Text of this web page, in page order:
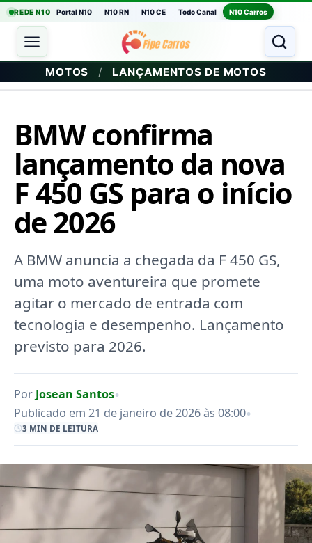
REDE N10 Portal N10 N10 RN N10 CE Todo Canal N10 Carros
MOTOS / LANÇAMENTOS DE MOTOS
BMW confirma
lançamento da nova
F 450 GS para o início
de 2026
A BMW anuncia a chegada da F 450 GS,
uma moto aventureira que promete
agitar o mercado de entrada com
tecnologia e desempenho. Lançamento
previsto para 2026.
Por Josean Santos•
Publicado em 21 de janeiro de 2026 às 08:00•
3 MIN DE LEITURA